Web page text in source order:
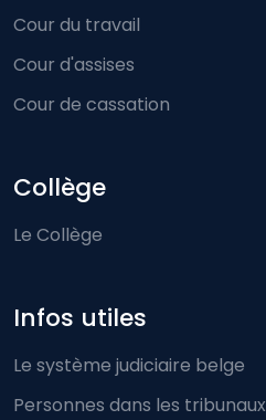
Cour du travail
Cour d'assises
Cour de cassation
Collège
Le Collège
Infos utiles
Le système judiciaire belge
Personnes dans les tribunaux